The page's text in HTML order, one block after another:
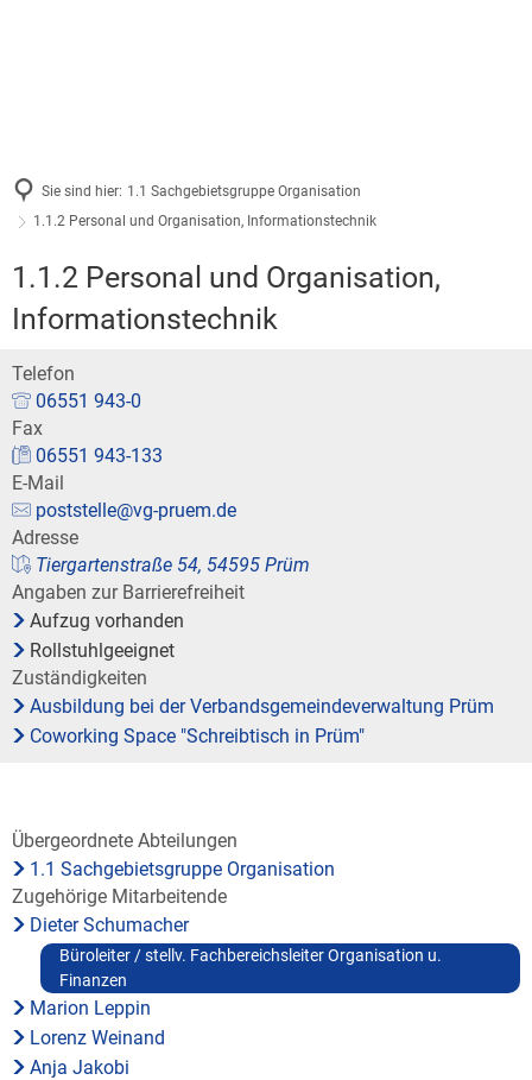
Ortsgemeinden
Satzungen
Kommunale Haushalte
Was erledige ich wo?
Bürgerservice /
Ärztliche
Kindertagesstätten
Schulen
Kommunaler
Veranstaltungen
Barrierefreie Angebote
Museum
Sie sind hier: 1.1 Sachgebietsgruppe Organisation
1.1.2 Personal und Organisation, Informationstechnik
1.1.2 Personal und Organisation,
Informationstechnik
Telefon
06551 943-0
Fax
06551 943-133
E-Mail
poststelle@vg-pruem.de
Adresse
Tiergartenstraße 54, 54595 Prüm
Angaben zur Barrierefreiheit
Aufzug vorhanden
Rollstuhlgeeignet
Zuständigkeiten
Ausbildung bei der Verbandsgemeindeverwaltung Prüm
Coworking Space "Schreibtisch in Prüm"
Übergeordnete Abteilungen
1.1 Sachgebietsgruppe Organisation
Zugehörige Mitarbeitende
Dieter Schumacher
Büroleiter / stellv. Fachbereichsleiter Organisation u.
Finanzen
Marion Leppin
Lorenz Weinand
Anja Jakobi